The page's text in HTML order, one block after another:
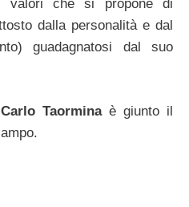
valori che si propone di
dalla personalità e dal
guadagnatosi dal suo
Carlo Taorminaè giunto il